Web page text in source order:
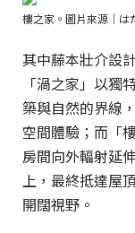
樓之家。圖片來源｜は
其中藤本壯介設
「渦之家」以獨
築與自然的界線
空間體驗；而「
房間向外輻射延
上，最終抵達屋
開闊視野。